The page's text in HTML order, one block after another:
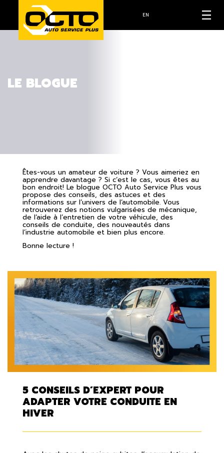
EN
LE BLOGUE
Êtes-vous un amateur de voiture ? Vous aimeriez en
apprendre davantage ? Si c’est le cas, vous êtes au
bon endroit! Le blogue OCTO Auto Service Plus vous
propose des conseils, des astuces et des
informations sur l’univers de l’automobile. Vous
retrouverez des notions vulgarisées de mécanique,
de l’aide à l’entretien de votre véhicule, des
conseils de conduite, des nouveautés dans
l’industrie automobile et bien plus encore.
Bonne lecture !
5 CONSEILS D’EXPERT POUR
ADAPTER VOTRE CONDUITE EN
HIVER